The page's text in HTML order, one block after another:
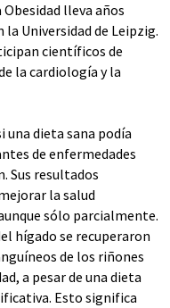
lleva años
Universidad de Leipzig.
científicos de
la cardiología y la
una dieta sana podía
de enfermedades
Sus resultados
la salud
sólo parcialmente.
hígado se recuperaron
de los riñones
a pesar de una dieta
Esto significa